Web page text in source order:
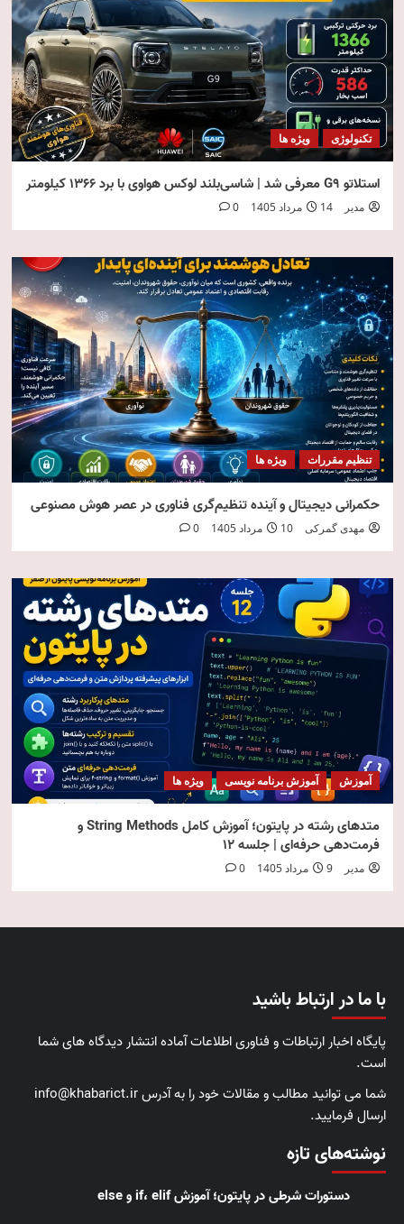
تکنولوژی ویژه ها
استلاتو G9 معرفی شد | شاسی‌بلند لوکس هواوی با برد ۱۳۶۶ کیلومتر
مدیر 14 مرداد 1405 0
تنظیم مقررات ویژه ها
حکمرانی دیجیتال و آینده تنظیم‌گری فناوری در عصر هوش مصنوعی
مهدی گمرکی 10 مرداد 1405 0
آموزش آموزش برنامه نویسی ویژه ها
متدهای رشته در پایتون؛ آموزش کامل String Methods و
فرمت‌دهی حرفه‌ای | جلسه ۱۲
مدیر 9 مرداد 1405 0
با ما در ارتباط باشید
پایگاه اخبار ارتباطات و فناوری اطلاعات آماده انتشار دیدگاه های شما
است.
شما می توانید مطالب و مقالات خود را به آدرس info@khabarict.ir
ارسال فرمایید.
نوشته‌های تازه
دستورات شرطی در پایتون؛ آموزش if، elif و else